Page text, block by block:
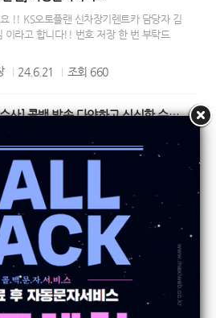
!! KS오토플랜 신차장기렌트카 담당자 김
이라고 합니다!! 번호 저장 한 번 부탁드
24.6.21 조회 660
[바다로수산] 콜백 발송 다양하고 싱싱한 수산물 확보
싱싱한 수산물 확보로 고객만족 추구하는
수산
24.6.21
이] 통화종료 후 자동문자 활용사례
이 ☎010-3744-3223
24.6.21 조회545
인중개사] 통화후 콜백문자